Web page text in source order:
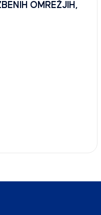
OMREŽJIH,